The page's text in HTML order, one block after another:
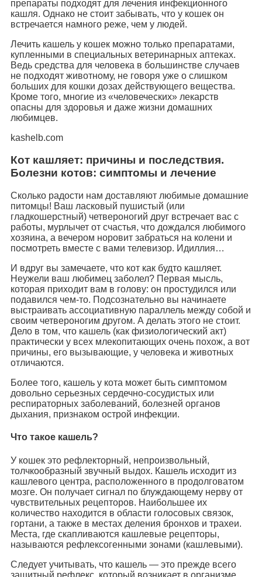
препараты подходят для лечения инфекционного
кашля. Однако не стоит забывать, что у кошек он
встречается намного реже, чем у людей.
Лечить кашель у кошек можно только препаратами,
купленными в специальных ветеринарных аптеках.
Ведь средства для человека в большинстве случаев
не подходят животному, не говоря уже о слишком
больших для кошки дозах действующего вещества.
Кроме того, многие из «человеческих» лекарств
опасны для здоровья и даже жизни домашних
любимцев.
kashelb.com
Кот кашляет: причины и последствия.
Болезни котов: симптомы и лечение
Сколько радости нам доставляют любимые домашние
питомцы! Ваш ласковый пушистый (или
гладкошерстный) четвероногий друг встречает вас с
работы, мурлычет от счастья, что дождался любимого
хозяина, а вечером норовит забраться на колени и
посмотреть вместе с вами телевизор. Идиллия…
И вдруг вы замечаете, что кот как будто кашляет.
Неужели ваш любимец заболел? Первая мысль,
которая приходит вам в голову: он простудился или
подавился чем-то. Подсознательно вы начинаете
выстраивать ассоциативную параллель между собой и
своим четвероногим другом. А делать этого не стоит.
Дело в том, что кашель (как физиологический акт)
практически у всех млекопитающих очень похож, а вот
причины, его вызывающие, у человека и животных
отличаются.
Более того, кашель у кота может быть симптомом
довольно серьезных сердечно-сосудистых или
респираторных заболеваний, болезней органов
дыхания, признаком острой инфекции.
Что такое кашель?
У кошек это рефлекторный, непроизвольный,
толчкообразный звучный выдох. Кашель исходит из
кашлевого центра, расположенного в продолговатом
мозге. Он получает сигнал по блуждающему нерву от
чувствительных рецепторов. Наибольшее их
количество находится в области голосовых связок,
гортани, а также в местах деления бронхов и трахеи.
Места, где скапливаются кашлевые рецепторы,
называются рефлексогенными зонами (кашлевыми).
Следует учитывать, что кашель — это прежде всего
защитный рефлекс, который возникает в организме